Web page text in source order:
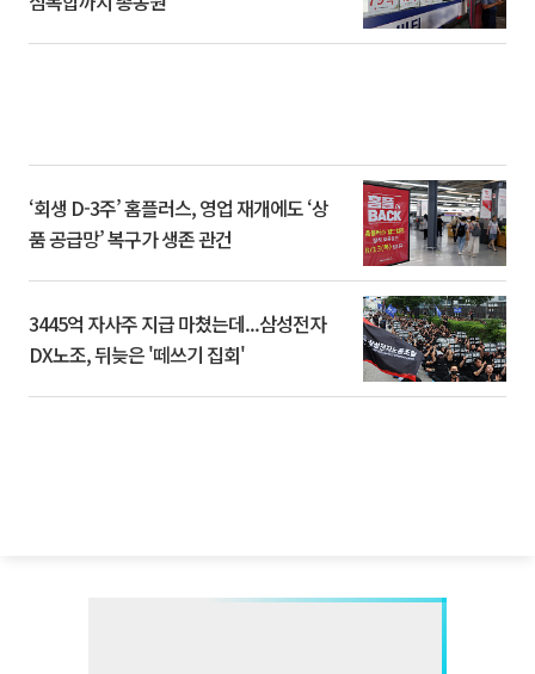
‘회생 D-3주’ 홈플러스, 영업 재개에도 ‘상
품 공급망’ 복구가 생존 관건
3445억 자사주 지급 마쳤는데...삼성전자
DX노조, 뒤늦은 '떼쓰기 집회'